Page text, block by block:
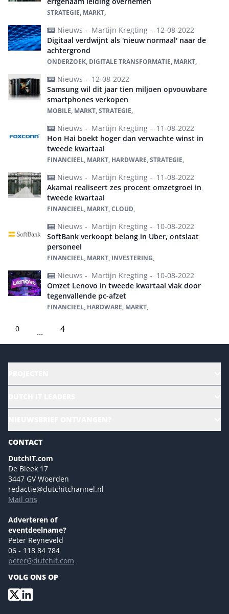
STRATEGIE, MARKT,
Nieuws - Martijn Kregting - 12-08-2022
Digitaal verdwijnt als 'nieuw normaal' naar de
achtergrond
ONDERZOEK, DIGITALE TRANSFORMATIE, MARKT,
Nieuws - 12-08-2022
Samsung wil dit jaar tien miljoen opvouwbare
smartphones verkopen
MOBILE, MARKT, STRATEGIE,
Nieuws - Martijn Kregting - 11-08-2022
Hon Hai boekt hoger dan verwachte winst in
tweede kwartaal
FINANCIEEL, MARKT, HARDWARE, STRATEGIE,
Nieuws - Martijn Kregting - 11-08-2022
Akamai realiseert zes procent omzetgroei in
tweede kwartaal
FINANCIEEL, MARKT, CLOUD,
Nieuws - Martijn Kregting - 10-08-2022
SoftBank verkoopt belang in Uber, ontslaat
personeel
FINANCIEEL, MARKT, INVESTERING,
Nieuws - Martijn Kregting - 10-08-2022
Omzet Lenovo in tweede kwartaal vlak door
tegenvallende pc-afzet
FINANCIEEL, HARDWARE, MARKT,
0 ... 4
Sustainability | Green IT
Marketing- en contentmogelijkheden 2026
Events- en sponsormogelijkheden 2026
Ons team
Colofon
Tip de redactie
Versturen
CONTACT
DutchIT.com
De Bleek 17
3447 GV Woerden
redactie@dutchitchannel.nl
Mail ons
Adverteren of
eventdeelname?
Peter Reyneveld
06 - 118 84 784
peter@dutchit.com
VOLG ONS OP